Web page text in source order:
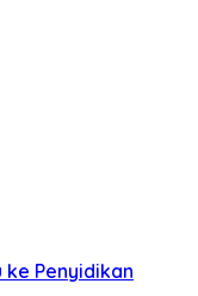
ke Penyidikan